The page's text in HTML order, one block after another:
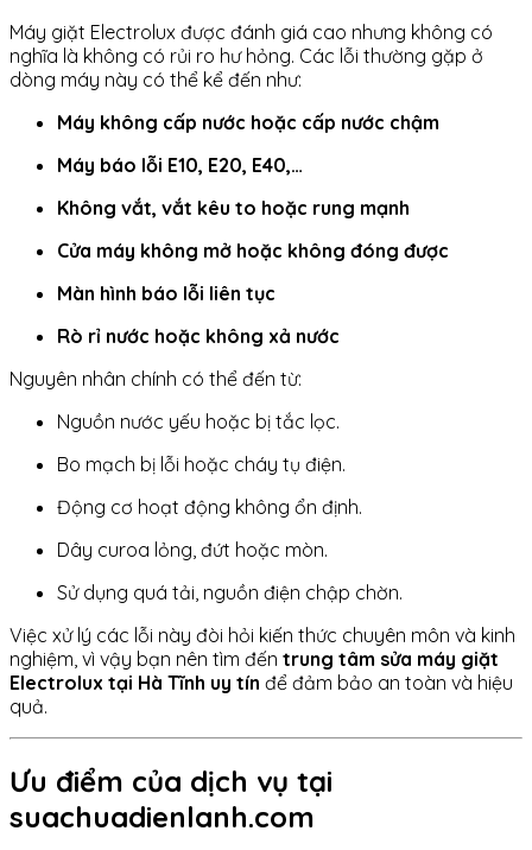
Máy giặt Electrolux được đánh giá cao nhưng không có
nghĩa là không có rủi ro hư hỏng. Các lỗi thường gặp ở
dòng máy này có thể kể đến như:
Máy không cấp nước hoặc cấp nước chậm
Máy báo lỗi E10, E20, E40,…
Không vắt, vắt kêu to hoặc rung mạnh
Cửa máy không mở hoặc không đóng được
Màn hình báo lỗi liên tục
Rò rỉ nước hoặc không xả nước
Nguyên nhân chính có thể đến từ:
Nguồn nước yếu hoặc bị tắc lọc.
Bo mạch bị lỗi hoặc cháy tụ điện.
Động cơ hoạt động không ổn định.
Dây curoa lỏng, đứt hoặc mòn.
Sử dụng quá tải, nguồn điện chập chờn.
Việc xử lý các lỗi này đòi hỏi kiến thức chuyên môn và kinh
nghiệm, vì vậy bạn nên tìm đến trung tâm sửa máy giặt
Electrolux tại Hà Tĩnh uy tín để đảm bảo an toàn và hiệu
quả.
Ưu điểm của dịch vụ tại
suachuadienlanh.com